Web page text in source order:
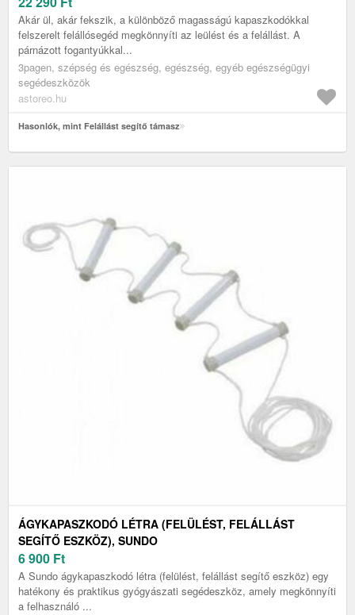
Akár ül, akár fekszik, a különböző magasságú kapaszkodókkal
felszerelt felállósegéd megkönnyíti az leülést és a felállást. A
párnázott fogantyúkkal...
3pagen, szépség és egészség, egészség, egyéb egészségügyi
segédeszközök
astoreo.hu
Hasonlók, mint Felállást segítő támasz
ÁGYKAPASZKODÓ LÉTRA (FELÜLÉST, FELÁLLÁST
SEGÍTŐ ESZKÖZ), SUNDO
6 900 Ft
A Sundo ágykapaszkodó létra (felülést, felállást segítő eszköz) egy
hatékony és praktikus gyógyászati segédeszköz, amely megkönnyíti
a felhasználó ...